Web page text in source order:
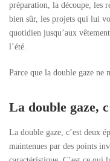
préparation, la découpe, les
bien sûr, les projets qui lui
quotidien jusqu’aux
l’été.
Parce que la double gaze ne
La double gaze,
La double gaze, c’est deux
maintenues par des points